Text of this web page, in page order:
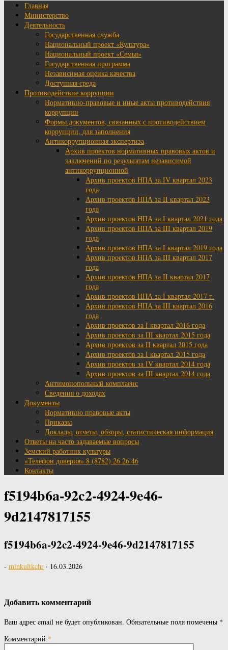
Главная
Министерство
Деятельность
Государственная служба
Национальный проект «Культура»
Национальный проект «Семья»
Государственная программа
Независимая оценка качества
Доступная среда
Противодействие коррупции
Нормативно-правовые и иные акты противодействия
коррупции
Формы документов, связанных с противодействием
коррупции, для заполнения
Антикоррупционная экспертиза
Архив проектов нормативных правовых актов и
заключений по результатам независимой
антикоррупционной
Архив проектов НПА за IV квартал 2023
года
Архив проектов НПА за II квартал 2023
года
Архив проектов НПА за I квартал 2021 года
Архив проектов НПА за III квартал 2019
года
Архив проектов НПА за I квартал 2019 года
Архив проектов НПА за III квартал 2017
года
Архив проектов НПА за II квартал 2017
года
Архив проектов НПА за I квартал 2017 г.
Архив проектов НПА за III квартал 2016
года
Архив проектов за I квартал 2016 года
Архив проектов за III квартал 2015 года
Архив проектов за II квартал 2015 года
Архив проектов за I квартал 2015 года
Архив проектов за IV квартал 2014 года
Архив проектов за III квартал 2014 года
Антимонопольный комплаенс
Сведения о доходах
Документы
Нормативно правовые акты
Приказы
Доклады, отчеты, обзоры, статистическая информация
Ответы на часто задаваемые вопросы
Земский работник культуры
«Телефон доверия» 8 (8782) 26 26 46
Контакты
f5194b6a-92c2-4924-9e46-
9d2147817155
f5194b6a-92c2-4924-9e46-9d2147817155
- minkultkchr · 16.03.2026
Добавить комментарий
Ваш адрес email не будет опубликован. Обязательные поля помечены *
Комментарий *